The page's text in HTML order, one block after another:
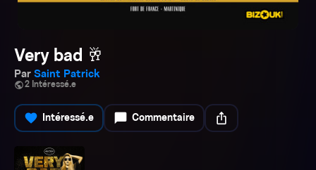
Very bad 🥂
Par Saint Patrick
public2 Intéressé.e
favorite Intéressé.e chat_bubble Commentaire ios_share